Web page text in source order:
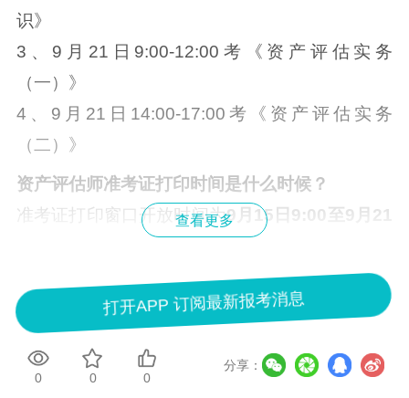
识》
3、9月21日9:00-12:00考《资产评估实务
（一）》
4、9月21日14:00-17:00考《资产评估实务
（二）》
资产评估师准考证打印时间是什么时候？
准考证打印窗口开放时间为9月15日9:00至9月21
点击进入）完成打印。
1、建议提前打印并保存电子版
2、打印时注意网络状况，避免照片加载失败
3、如遇问题可刷新页面或错峰操作
查看更多
打开APP 订阅最新报考消息
0 0 0
分享：